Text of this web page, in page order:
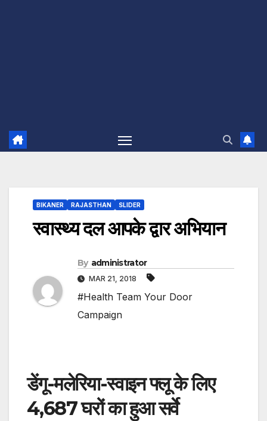
BIKANER RAJASTHAN SLIDER
स्वास्थ्य दल आपके द्वार अभियान
By administrator
MAR 21, 2018
#Health Team Your Door
Campaign
डेंगू-मलेरिया-स्वाइन फ्लू के लिए
4,687 घरों का हुआ सर्वे